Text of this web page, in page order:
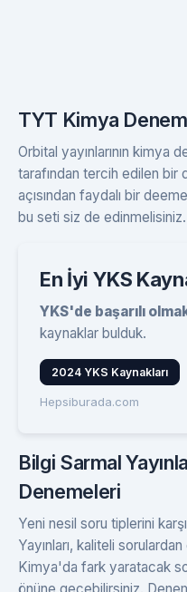
TYT Kimya
Orbital yayınlarının kimya
tarafından tercih edilen bir
açısından faydalı bir
bu seti siz de edinmelisiniz.
En İyi YKS
YKS'de başarılı
kaynaklar bulduk.
2024 YKS Kaynakları
Hepsiburada.com
Bilgi Sarmal
Denemeleri
Yeni nesil soru tiplerini
Yayınları, kaliteli
Kimya'da fark yaratacak